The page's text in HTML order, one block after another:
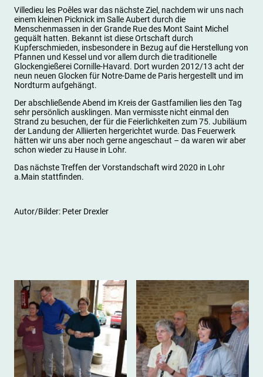
Villedieu les Poêles war das nächste Ziel, nachdem wir uns nach
einem kleinen Picknick im Salle Aubert durch die
Menschenmassen in der Grande Rue des Mont Saint Michel
gequält hatten. Bekannt ist diese Ortschaft durch
Kupferschmieden, insbesondere in Bezug auf die Herstellung von
Pfannen und Kessel und vor allem durch die traditionelle
Glockengießerei Cornille-Havard. Dort wurden 2012/13 acht der
neun neuen Glocken für Notre-Dame de Paris hergestellt und im
Nordturm aufgehängt.
Der abschließende Abend im Kreis der Gastfamilien lies den Tag
sehr persönlich ausklingen. Man vermisste nicht einmal den
Strand zu besuchen, der für die Feierlichkeiten zum 75. Jubiläum
der Landung der Alliierten hergerichtet wurde. Das Feuerwerk
hätten wir uns aber noch gerne angeschaut – da waren wir aber
schon wieder zu Hause in Lohr.
Das nächste Treffen der Vorstandschaft wird 2020 in Lohr
a.Main stattfinden.
Autor/Bilder: Peter Drexler